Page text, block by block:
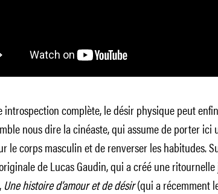
introspection complète, le désir physique peut
nous dire la cinéaste, qui assume de porter ici
le corps masculin et de renverser les habitudes.
de Lucas Gaudin, qui a créé une
Une histoire d’amour et de désir(qui a récemment